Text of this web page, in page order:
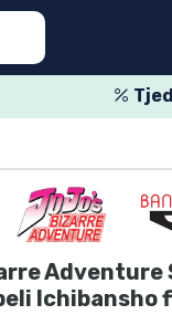
Adventure
Ichibansho